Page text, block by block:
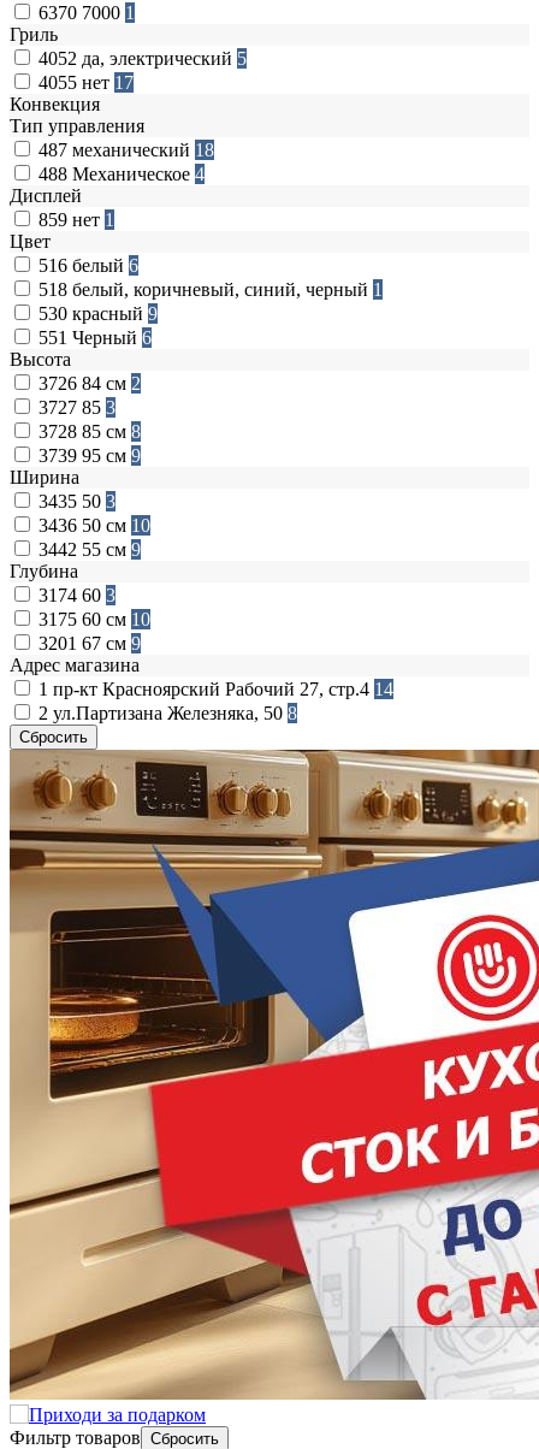
6370 7000 1
Гриль
4052 да, электрический 5
4055 нет 17
Конвекция
Тип управления
487 механический 18
488 Механическое 4
Дисплей
859 нет 1
Цвет
516 белый 6
518 белый, коричневый, синий, черный 1
530 красный 9
551 Черный 6
Высота
3726 84 см 2
3727 85 3
3728 85 см 8
3739 95 см 9
Ширина
3435 50 3
3436 50 см 10
3442 55 см 9
Глубина
3174 60 3
3175 60 см 10
3201 67 см 9
Адрес магазина
1 пр-кт Красноярский Рабочий 27, стр.4 14
2 ул.Партизана Железняка, 50 8
Фильтр товаров